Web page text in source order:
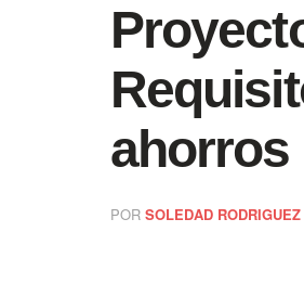
ahorros
POR SOLEDAD RODRIGUEZ